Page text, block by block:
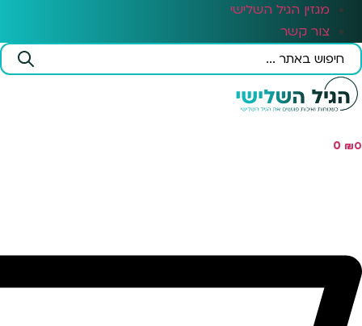
מגזין הגיל השלישי
צור קשר
Search
...
₪0
0